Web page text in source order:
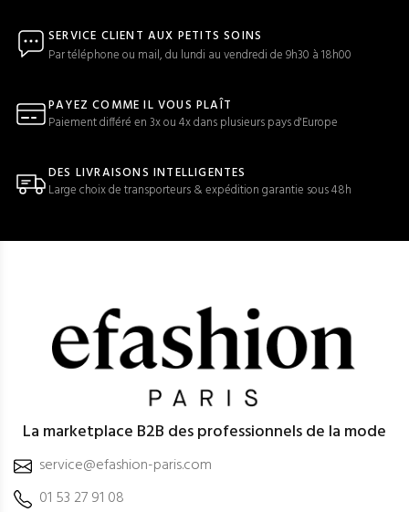
SERVICE CLIENT AUX PETITS SOINS
Par téléphone ou mail, du lundi au vendredi de 9h30 à 18h00
PAYEZ COMME IL VOUS PLAÎT
Paiement différé en 3x ou 4x dans plusieurs pays d'Europe
DES LIVRAISONS INTELLIGENTES
Large choix de transporteurs & expédition garantie sous 48h
La marketplace B2B des professionnels de la mode
service@efashion-paris.com
01 53 27 91 08